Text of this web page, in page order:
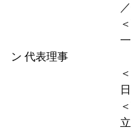
／子ども・若
＜菊川
一般社団法人
ン 代表理事
＜末冨
日本大学文
＜萩原 な
立教大学社会